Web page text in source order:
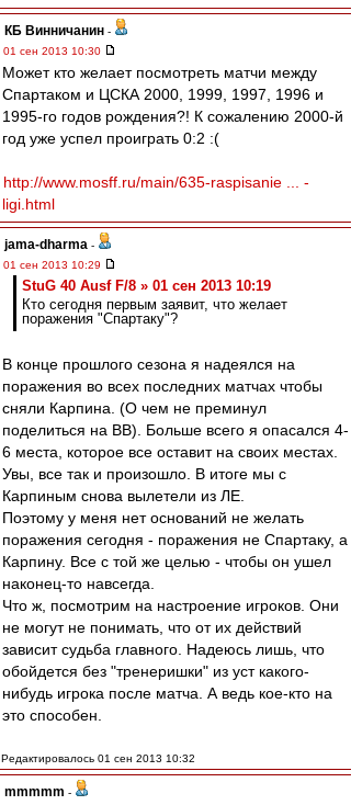
КБ Винничанин -
01 сен 2013 10:30
Может кто желает посмотреть матчи между
Спартаком и ЦСКА 2000, 1999, 1997, 1996 и
1995-го годов рождения?! К сожалению 2000-й
год уже успел проиграть 0:2 :(
http://www.mosff.ru/main/635-raspisanie ... -
ligi.html
jama-dharma -
01 сен 2013 10:29
StuG 40 Ausf F/8 » 01 сен 2013 10:19
Кто сегодня первым заявит, что желает
поражения "Спартаку"?
В конце прошлого сезона я надеялся на
поражения во всех последних матчах чтобы
сняли Карпина. (О чем не преминул
поделиться на ВВ). Больше всего я опасался 4-
6 места, которое все оставит на своих местах.
Увы, все так и произошло. В итоге мы с
Карпиным снова вылетели из ЛЕ.
Поэтому у меня нет оснований не желать
поражения сегодня - поражения не Спартаку, а
Карпину. Все с той же целью - чтобы он ушел
наконец-то навсегда.
Что ж, посмотрим на настроение игроков. Они
не могут не понимать, что от их действий
зависит судьба главного. Надеюсь лишь, что
обойдется без "тренеришки" из уст какого-
нибудь игрока после матча. А ведь кое-кто на
это способен.
Редактировалось 01 сен 2013 10:32
mmmmm -